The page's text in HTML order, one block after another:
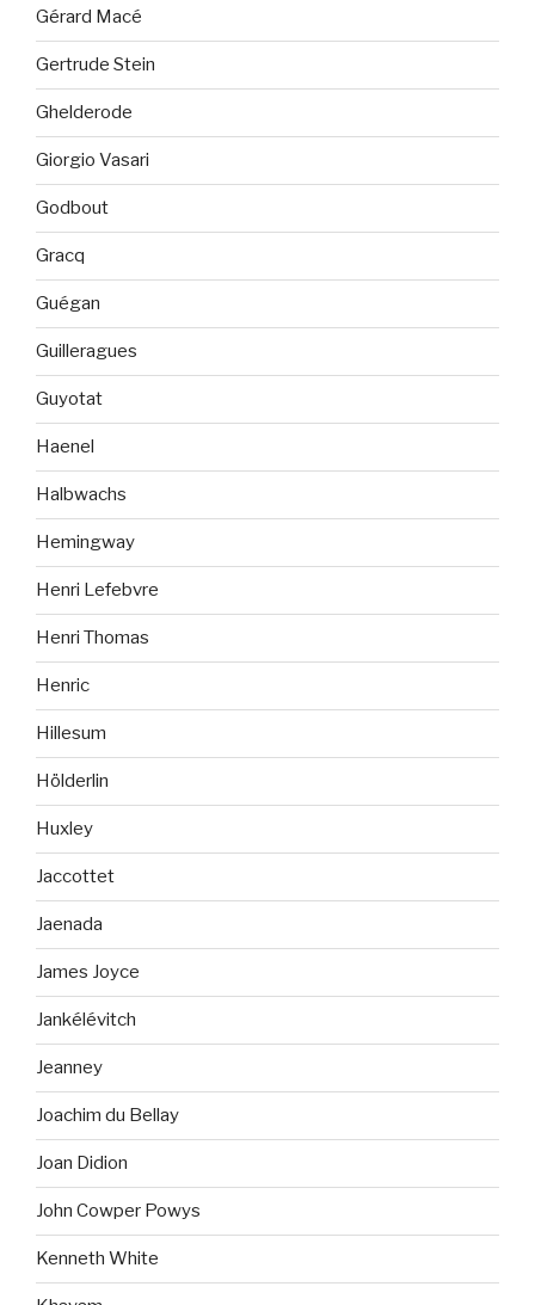
Gérard Macé
Gertrude Stein
Ghelderode
Giorgio Vasari
Godbout
Gracq
Guégan
Guilleragues
Guyotat
Haenel
Halbwachs
Hemingway
Henri Lefebvre
Henri Thomas
Henric
Hillesum
Hölderlin
Huxley
Jaccottet
Jaenada
James Joyce
Jankélévitch
Jeanney
Joachim du Bellay
Joan Didion
John Cowper Powys
Kenneth White